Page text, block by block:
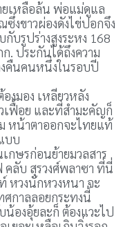
ยเหลือล้น พ่อแม่ดูแล
งขาวผ่องดังไข่ปอกจึง
กับรูปร่างสูงระหง 168
. ประกันได้ถึงความ
คืนคนหนึ่งในรอบปี
งมอง เหลียวหลัง
วเฟื้อย และที่สำมะคัญก็
หน้าตาออกจะไทยแท้
บบ
กษรก่อนย้ายมวลสาร
คลับ สุรวงศ์พลาซา ที่นี่
หวงนักหวงหนา จะ
กาลลอยกระทงนี้
องอุ้ยละก็ ต้องแวะไป